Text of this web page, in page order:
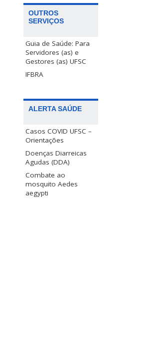
OUTROS
SERVIÇOS
Guia de Saúde: Para
Servidores (as) e
Gestores (as) UFSC
IFBRA
ALERTA SAÚDE
Casos COVID UFSC –
Orientações
Doenças Diarreicas
Agudas (DDA)
Combate ao
mosquito Aedes
aegypti